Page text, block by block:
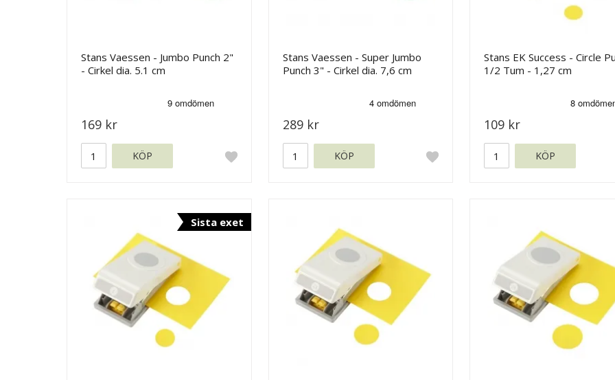
Stans Vaessen - Jumbo Punch 2"
- Cirkel dia. 5.1 cm
169 kr
KÖP
Stans Vaessen - Super Jumbo
Punch 3" - Cirkel dia. 7,6 cm
289 kr
KÖP
Stans EK Success - Circle
1/2 Tum - 1,27 cm
109 kr
KÖP
Sista exet